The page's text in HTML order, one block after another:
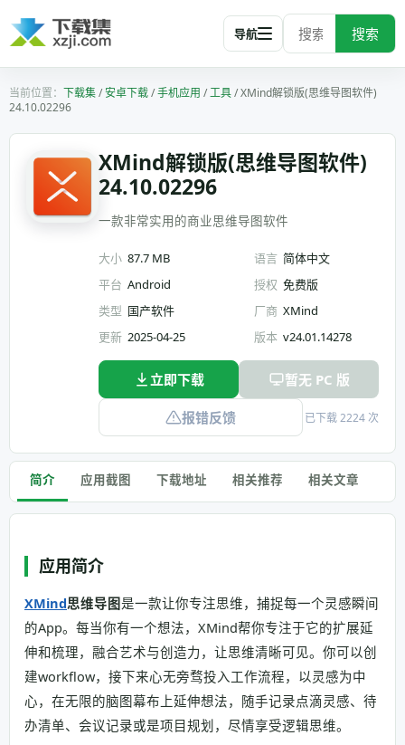
搜索
导航
下载集/安卓下载/手机应用 /工具/XMind解锁版(思维导图软件)
24.10.02296
XMind解锁版(思维导图软件)
24.10.02296
一款非常实用的商业思维导图软件
大小 87.7 MB 语言 简体中文
平台 Android 授权 免费版
类型 国产软件 厂商 XMind
更新 2025-04-25 版本 v24.01.14278
立即下载 暂无 PC 版
报错反馈 已下载 2224 次
简介 应用截图 下载地址 相关推荐 相关文章
应用简介
XMind思维导图是一款让你专注思维，捕捉每一个灵感瞬间
的App。每当你有一个想法，XMind帮你专注于它的扩展延
伸和梳理，融合艺术与创造力，让思维清晰可见。你可以创
建workflow，接下来心无旁骛投入工作流程，以灵感为中
心，在无限的脑图幕布上延伸想法，随手记录点滴灵感、待
办清单、会议记录或是项目规划，尽情享受逻辑思维。